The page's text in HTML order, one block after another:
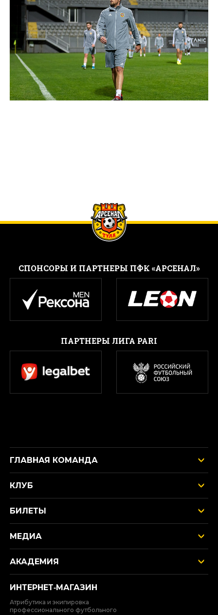
CПОНСОРЫ И ПАРТНЕРЫ ПФК «АРСЕНАЛ»
ПАРТНЕРЫ ЛИГА PARI
ГЛАВНАЯ КОМАНДА
КЛУБ
БИЛЕТЫ
МЕДИА
АКАДЕМИЯ
ИНТЕРНЕТ‑МАГАЗИН
Атрибутика и экипировка
профессионального футбольного